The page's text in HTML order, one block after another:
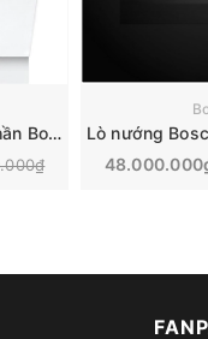
Máy rửa bát âm toàn phần Bosch Series 8 | SMD8TCX04E